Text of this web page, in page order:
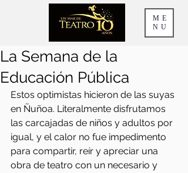
ME
NU
La Semana de la
Educación Pública
Estos optimistas hicieron de las suyas
en Ñuñoa. Literalmente disfrutamos
las carcajadas de niños y adultos por
igual, y el calor no fue impedimento
para compartir, reír y apreciar una
obra de teatro con un necesario y